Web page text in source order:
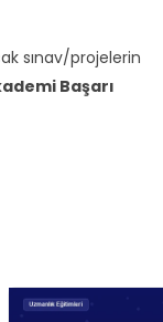
sınav/projelerin
Başarı